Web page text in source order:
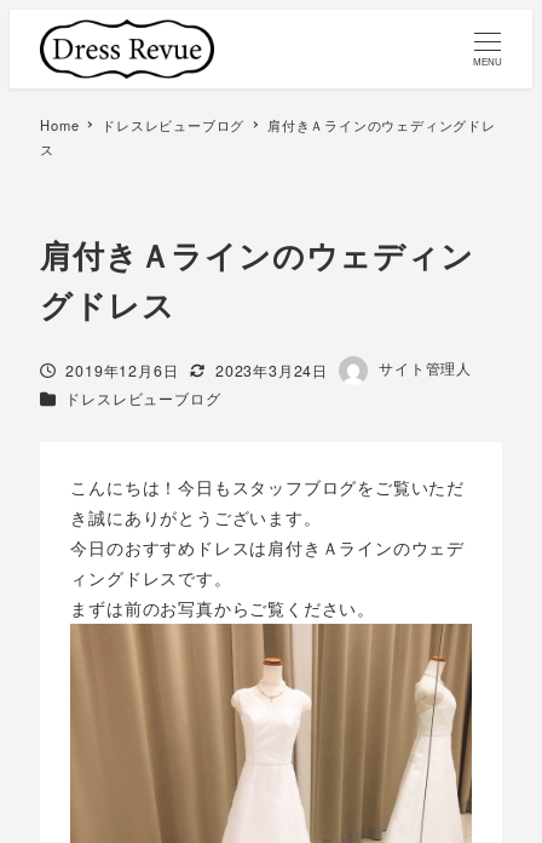
MENU
Home ドレスレビューブログ
肩付きＡラインのウェディングドレ
ス
肩付きＡラインのウェディン
グドレス
投稿日
2019年12月6日 更新日
2023年3月24日
著
サイト管理人
カテゴリー
ドレスレビューブログ
こんにちは！今日もスタッフブログをご覧いただ
き誠にありがとうございます。
今日のおすすめドレスは肩付きＡラインのウェデ
ィングドレスです。
まずは前のお写真からご覧ください。